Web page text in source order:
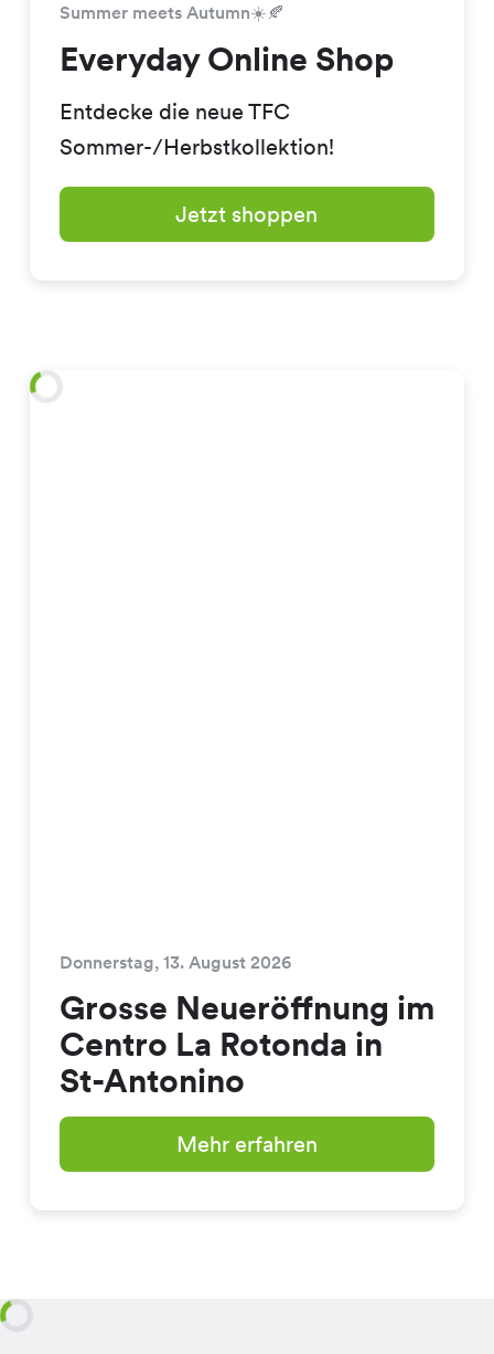
Summer meets Autumn☀️🍂
Everyday Online Shop
Entdecke die neue TFC
Sommer-/Herbstkollektion!
Jetzt shoppen
Donnerstag, 13. August 2026
Grosse Neueröffnung im
Centro La Rotonda in
St-Antonino
Mehr erfahren